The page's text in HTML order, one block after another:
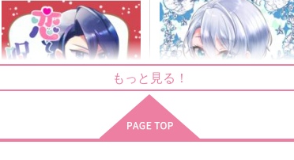
いつもそこで夢から覚める
メメントミント
1,396円（税込）
ひとひらを閉じ込めて
メメントミント
1,283円（税込）
山姥切国広×山姥切長義
もっと見る！